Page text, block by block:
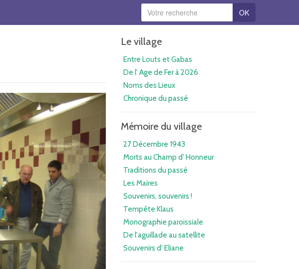
OK
Le village
Entre Louts et Gabas
De l' Age de Fer à 2026
Noms des Lieux
Chronique du passé
Mémoire du village
27 Décembre 1943
Morts au Champ d' Honneur
Traditions du passé
Les Maires
Souvenirs, souvenirs !
Tempête Klaus
Monographie paroissiale
De l'aguillade au satellite
Souvenirs d' Eliane